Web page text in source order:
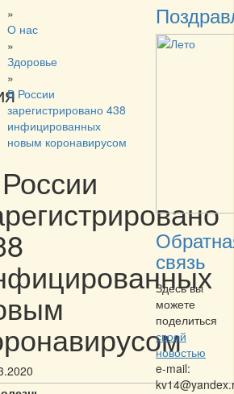
»
О нас
»
Здоровье
»
В России
зарегистрировано 438
инфицированных
новым коронавирусом
связь
Здесь вы
можете
поделиться
своей
новостью
e-mail: